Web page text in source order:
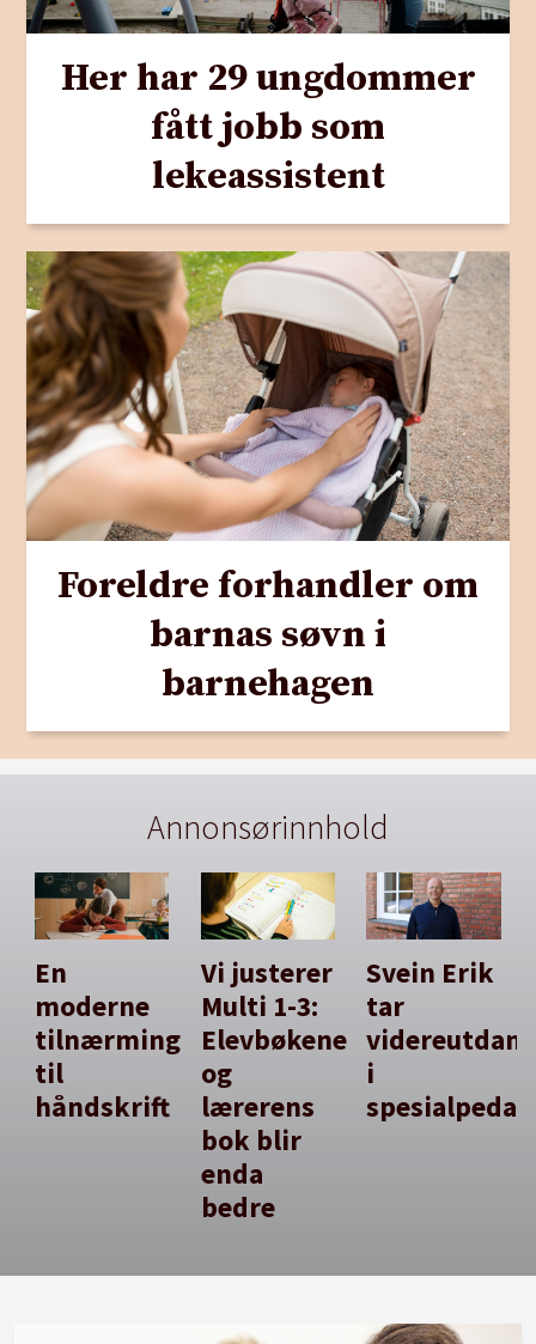
Her har 29 ungdommer
fått jobb som
lekeassistent
Foreldre forhandler om
barnas søvn i
barnehagen
Annonsørinnhold
En
moderne
tilnærming
til
håndskrift
Vi justerer
Multi 1-3:
Elevbøkene
og
lærerens
bok blir
enda
bedre
Svein Erik
tar
i